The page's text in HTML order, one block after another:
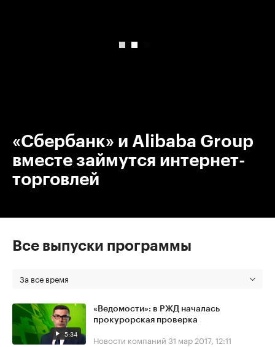
«Сбербанк» и Alibaba Group
вместе займутся интернет-
торговлей
Все выпуски программы
За все время
5:34
«Ведомости»: в РЖД началась
прокурорская проверка
Новости компаний 31 мар 2017, 12:11